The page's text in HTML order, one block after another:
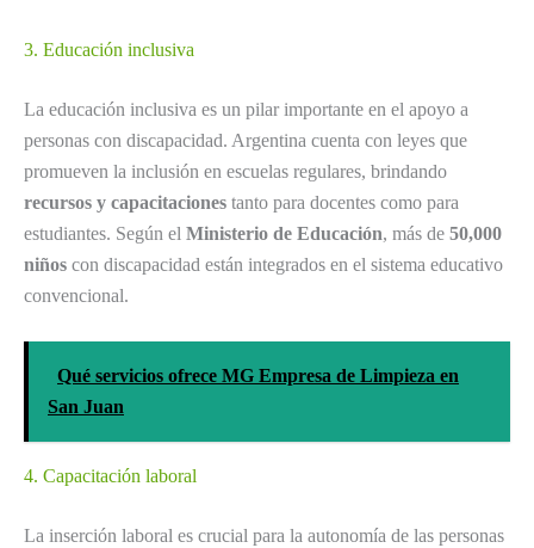
3. Educación inclusiva
La educación inclusiva es un pilar importante en el apoyo a
personas con discapacidad. Argentina cuenta con leyes que
promueven la inclusión en escuelas regulares, brindando
recursos y capacitaciones tanto para docentes como para
estudiantes. Según el Ministerio de Educación, más de 50,000
niños con discapacidad están integrados en el sistema educativo
convencional.
Qué servicios ofrece MG Empresa de Limpieza en
San Juan
4. Capacitación laboral
La inserción laboral es crucial para la autonomía de las personas